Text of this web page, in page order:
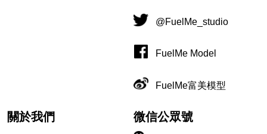
@FuelMe_studio
FuelMe Model
FuelMe富美模型
關於我們 微信公眾號